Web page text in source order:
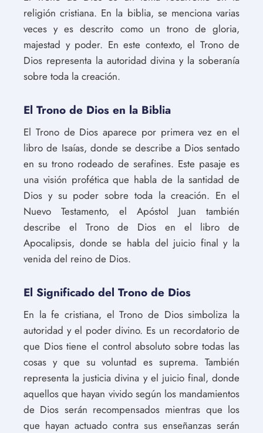
religión cristiana. En la biblia, se menciona varias
veces y es descrito como un trono de gloria,
majestad y poder. En este contexto, el Trono de
Dios representa la autoridad divina y la soberanía
sobre toda la creación.
El Trono de Dios en la Biblia
El Trono de Dios aparece por primera vez en el
libro de Isaías, donde se describe a Dios sentado
en su trono rodeado de serafines. Este pasaje es
una visión profética que habla de la santidad de
Dios y su poder sobre toda la creación. En el
Nuevo Testamento, el Apóstol Juan también
describe el Trono de Dios en el libro de
Apocalipsis, donde se habla del juicio final y la
venida del reino de Dios.
El Significado del Trono de Dios
En la fe cristiana, el Trono de Dios simboliza la
autoridad y el poder divino. Es un recordatorio de
que Dios tiene el control absoluto sobre todas las
cosas y que su voluntad es suprema. También
representa la justicia divina y el juicio final, donde
aquellos que hayan vivido según los mandamientos
de Dios serán recompensados mientras que los
que hayan actuado contra sus enseñanzas serán